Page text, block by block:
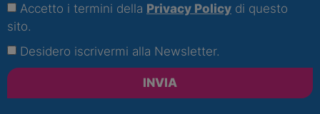
Accetto i termini della Privacy Policy di questo
sito.
Desidero iscrivermi alla Newsletter.
INVIA